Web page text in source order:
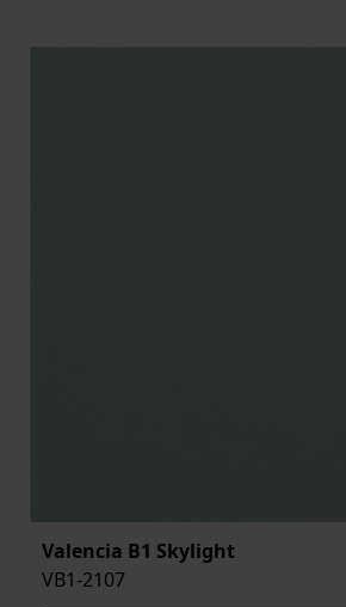
Valencia B1 Skylight
VB1-2107